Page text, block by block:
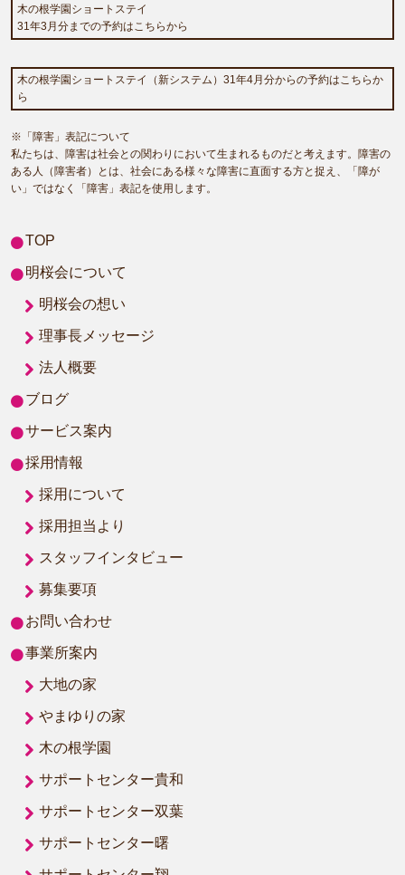
木の根学園ショートステイ
31年3月分までの予約はこちらから
木の根学園ショートステイ（新システム）31年4月分からの予約はこちらか
ら
※「障害」表記について
私たちは、障害は社会との関わりにおいて生まれるものだと考えます。障害の
ある人（障害者）とは、社会にある様々な障害に直面する方と捉え、「障が
い」ではなく「障害」表記を使用します。
TOP
明桜会について
明桜会の想い
理事長メッセージ
法人概要
ブログ
サービス案内
採用情報
採用について
採用担当より
スタッフインタビュー
募集要項
お問い合わせ
事業所案内
大地の家
やまゆりの家
木の根学園
サポートセンター貴和
サポートセンター双葉
サポートセンター曙